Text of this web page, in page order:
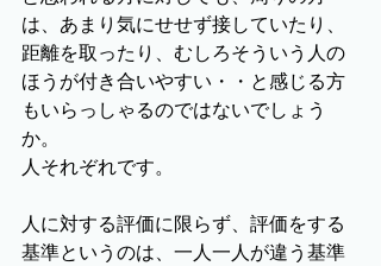
は、あまり気にせせず接していたり、
距離を取ったり、むしろそういう人の
ほうが付き合いやすい・・と感じる方
もいらっしゃるのではないでしょう
か。
人それぞれです。
人に対する評価に限らず、評価をする
基準というのは、一人一人が違う基準